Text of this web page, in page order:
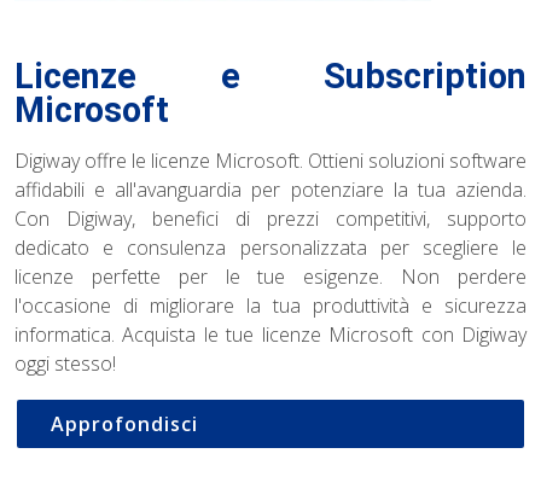
Licenze e Subscription
Microsoft
Digiway offre le licenze Microsoft. Ottieni soluzioni software
affidabili e all'avanguardia per potenziare la tua azienda.
Con Digiway, benefici di prezzi competitivi, supporto
dedicato e consulenza personalizzata per scegliere le
licenze perfette per le tue esigenze. Non perdere
l'occasione di migliorare la tua produttività e sicurezza
informatica. Acquista le tue licenze Microsoft con Digiway
oggi stesso!
Approfondisci